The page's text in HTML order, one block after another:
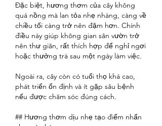
Đặc biệt, hương thơm của cây không
quá nồng mà lan tỏa nhẹ nhàng, càng về
chiều tối càng trở nên đậm hơn. Chính
điều này giúp không gian sân vườn trở
nên thư giãn, rất thích hợp để nghỉ ngơi
hoặc thưởng trà sau một ngày làm việc.
Ngoài ra, cây còn có tuổi thọ khá cao,
phát triển ổn định và ít gặp sâu bệnh
nếu được chăm sóc đúng cách.
## Hương thơm dịu nhẹ tạo điểm nhấn